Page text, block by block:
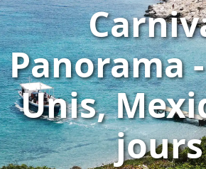
Panorama
Unis,
jours